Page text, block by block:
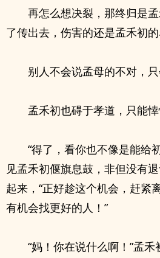
再怎么想决裂，那终归是
了传出去，伤害的还是孟禾初的
别人不会说孟母的不对，只
孟禾初也碍于孝道，只能悻
“得了，看你也不像是能给
见孟禾初偃旗息鼓，非但没有
起来，“正好趁这个机会，赶紧
有机会找更好的人！”
“妈！你在说什么啊！”孟